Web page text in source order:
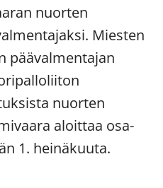
nuorten
Miesten
päävalmentajan
nuorten
aloittaa osa-
1. heinäkuuta.